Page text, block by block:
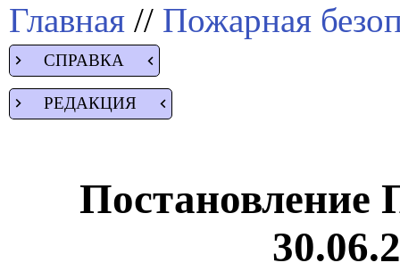
Главная // Пожарная
СПРАВКА
РЕДАКЦИЯ
Постановление